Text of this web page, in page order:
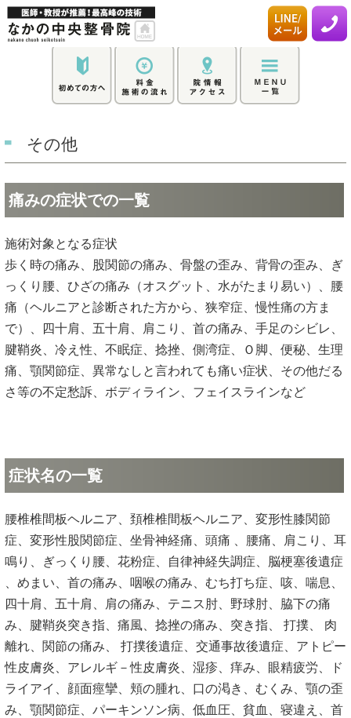
その他
痛みの症状での一覧
施術対象となる症状
歩く時の痛み、股関節の痛み、骨盤の歪み、背骨の歪み、ぎ
っくり腰、ひざの痛み（オスグット、水がたまり易い）、腰
痛（ヘルニアと診断された方から、狭窄症、慢性痛の方ま
で）、四十肩、五十肩、肩こり、首の痛み、手足のシビレ、
腱鞘炎、冷え性、不眠症、捻挫、側湾症、Ｏ脚、便秘、生理
痛、顎関節症、異常なしと言われても痛い症状、その他だる
さ等の不定愁訴、ボディライン、フェイスラインなど
症状名の一覧
腰椎椎間板ヘルニア、頚椎椎間板ヘルニア、変形性膝関節
症、変形性股関節症、坐骨神経痛、頭痛 、腰痛、肩こり、耳
鳴り、ぎっくり腰、花粉症、自律神経失調症、脳梗塞後遺症
、めまい、首の痛み、咽喉の痛み、むち打ち症、咳、喘息、
四十肩、五十肩、肩の痛み、テニス肘、野球肘、脇下の痛
み、腱鞘炎突き指、痛風、捻挫の痛み、突き指、 打撲、 肉
離れ、関節の痛み、 打撲後遺症、交通事故後遺症、アトピー
性皮膚炎、アレルギ－性皮膚炎、湿疹、痒み、眼精疲労、ド
ライアイ、顔面痙攣、頬の腫れ、口の渇き、むくみ、顎の歪
み、顎関節症、パーキンソン病、低血圧、貧血、寝違え、首